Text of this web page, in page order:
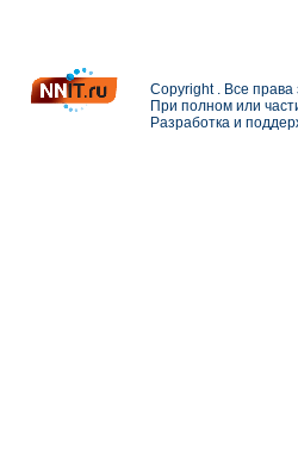
Copyright . Все
При полном или
Разработка и